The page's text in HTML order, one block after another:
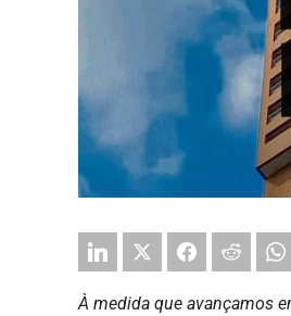
À medida que avançamos